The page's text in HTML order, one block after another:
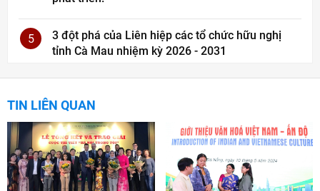
5
3 đột phá của Liên hiệp các tổ chức hữu nghị
tỉnh Cà Mau nhiệm kỳ 2026 - 2031
TIN LIÊN QUAN